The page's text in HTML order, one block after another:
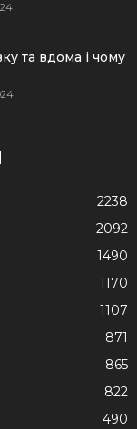
та вдома і чому
2238
2092
1490
1170
1107
871
865
822
490